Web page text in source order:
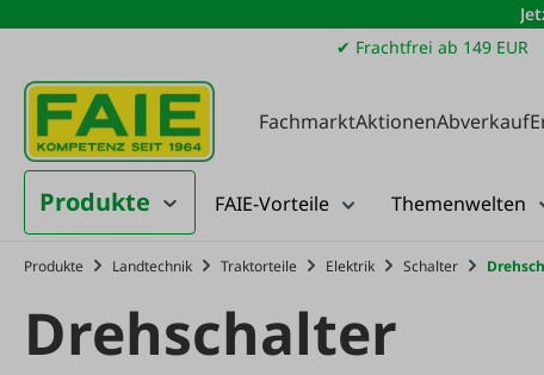
Hauptinhalt springen
Zur Suche springen
Zur Hauptnavigation springen
✔ Frachtfrei ab 149 EUR
FachmarktAktionenAbverkauf
Produkte FAIE-Vorteile Themenwelten
Produkte Landtechnik Traktorteile Elektrik Schalter
Drehschalter